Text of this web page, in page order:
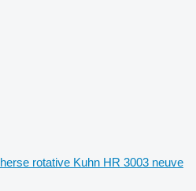
herse rotative Kuhn HR 3003 neuve